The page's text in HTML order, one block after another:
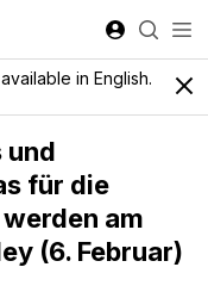
in English.
und
für die
am
(6. Februar)